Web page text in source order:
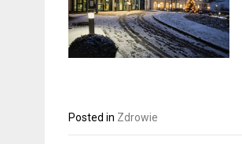
Posted in Zdrowie